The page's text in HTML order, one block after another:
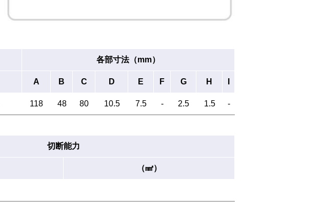
各部寸法（mm）
A B C D E F G H
118 48 80 10.5 7.5 - 2.5 1.5 -
切断能力
（㎟）